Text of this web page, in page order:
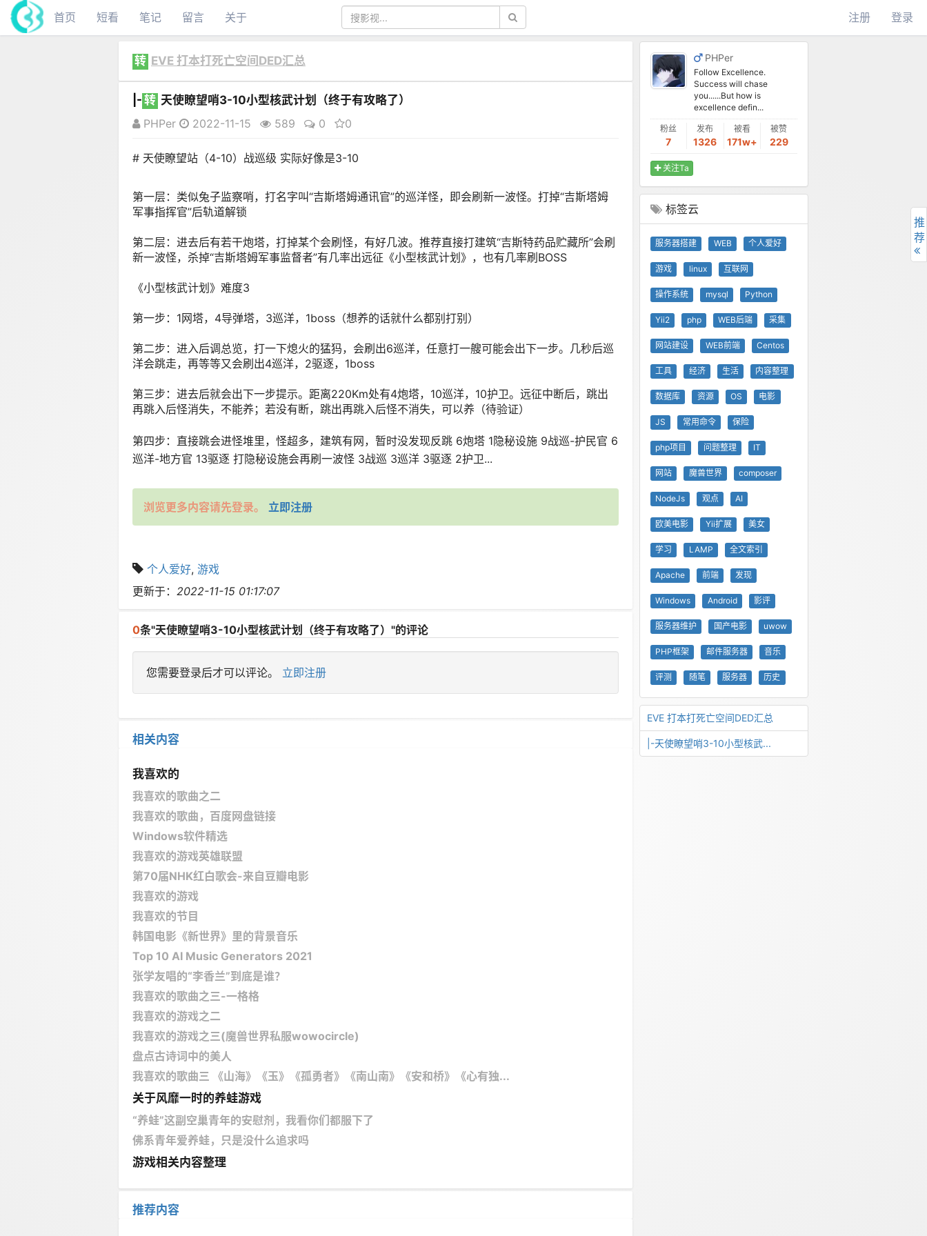
首页 短看 笔记 留言 关于 注册 登录
转 EVE 打本打死亡空间DED汇总
|- 转 天使瞭望哨3-10小型核武计划（终于有攻略了）
PHPer
2022-11-15 589 0 0
# 天使瞭望站（4-10）战巡级 实际好像是3-10
第一层：类似兔子监察哨，打名字叫“吉斯塔姆通讯官”的巡洋怪，即会刷新一波怪。打掉“吉斯塔姆
军事指挥官”后轨道解锁
第二层：进去后有若干炮塔，打掉某个会刷怪，有好几波。推荐直接打建筑“吉斯特药品贮藏所”会刷
新一波怪，杀掉“吉斯塔姆军事监督者”有几率出远征《小型核武计划》，也有几率刷BOSS
《小型核武计划》难度3
第一步：1网塔，4导弹塔，3巡洋，1boss（想养的话就什么都别打别）
第二步：进入后调总览，打一下熄火的猛犸，会刷出6巡洋，任意打一艘可能会出下一步。几秒后巡
洋会跳走，再等等又会刷出4巡洋，2驱逐，1boss
第三步：进去后就会出下一步提示。距离220Km处有4炮塔，10巡洋，10护卫。远征中断后，跳出
再跳入后怪消失，不能养；若没有断，跳出再跳入后怪不消失，可以养（待验证）
第四步：直接跳会进怪堆里，怪超多，建筑有网，暂时没发现反跳 6炮塔 1隐秘设施 9战巡-护民官 6
巡洋-地方官 13驱逐 打隐秘设施会再刷一波怪 3战巡 3巡洋 3驱逐 2护卫...
浏览更多内容请先登录。 立即注册
个人爱好, 游戏
更新于： 2022-11-15 01:17:07
0条"天使瞭望哨3-10小型核武计划（终于有攻略了）"的评论
您需要登录后才可以评论。 立即注册
相关内容
我喜欢的
我喜欢的歌曲之二
我喜欢的歌曲，百度网盘链接
Windows软件精选
我喜欢的游戏英雄联盟
第70届NHK红白歌会-来自豆瓣电影
我喜欢的游戏
我喜欢的节目
韩国电影《新世界》里的背景音乐
Top 10 AI Music Generators 2021
张学友唱的“李香兰”到底是谁？
我喜欢的歌曲之三-一格格
我喜欢的游戏之二
我喜欢的游戏之三(魔兽世界私服wowocircle)
盘点古诗词中的美人
我喜欢的歌曲三 《山海》《玉》《孤勇者》《南山南》《安和桥》《心有独...
关于风靡一时的养蛙游戏
“养蛙”这副空巢青年的安慰剂，我看你们都服下了
佛系青年爱养蛙，只是没什么追求吗
游戏相关内容整理
推荐内容
PHPer
Follow Excellence.
Success will chase
you......But how is
excellence defin...
粉丝
7
发布
1326
被看
171w+
被赞
229
关注Ta
标签云
服务器搭建 WEB 个人爱好
游戏 linux 互联网
操作系统 mysql Python
Yii2 php WEB后端 采集
网站建设 WEB前端 Centos
工具 经济 生活 内容整理
数据库 资源 OS 电影
JS 常用命令 保险
php项目 问题整理 IT
网站 魔兽世界 composer
NodeJs 观点 AI
欧美电影 Yii扩展 美女
学习 LAMP 全文索引
Apache 前端 发现
Windows Android 影评
服务器维护 国产电影 uwow
PHP框架 邮件服务器 音乐
评测 随笔 服务器 历史
EVE 打本打死亡空间DED汇总
|-天使瞭望哨3-10小型核武...
推
荐